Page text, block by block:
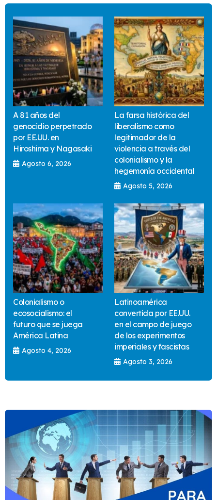
A 81 años del
genocidio perpetrado
por EE.UU. en
Hiroshima y Nagasaki
Agosto 6, 2026
La farsa histórica del
liberalismo como
legitimador de la
violencia a través del
colonialismo y la
hegemonía occidental
Agosto 5, 2026
Colonialismo o
ecosocialismo: el
futuro que se juega
América Latina
Agosto 4, 2026
Latinoamérica
convertida por EE.UU.
en el campo de juego
de los experimentos
imperiales y fascistas
Agosto 3, 2026